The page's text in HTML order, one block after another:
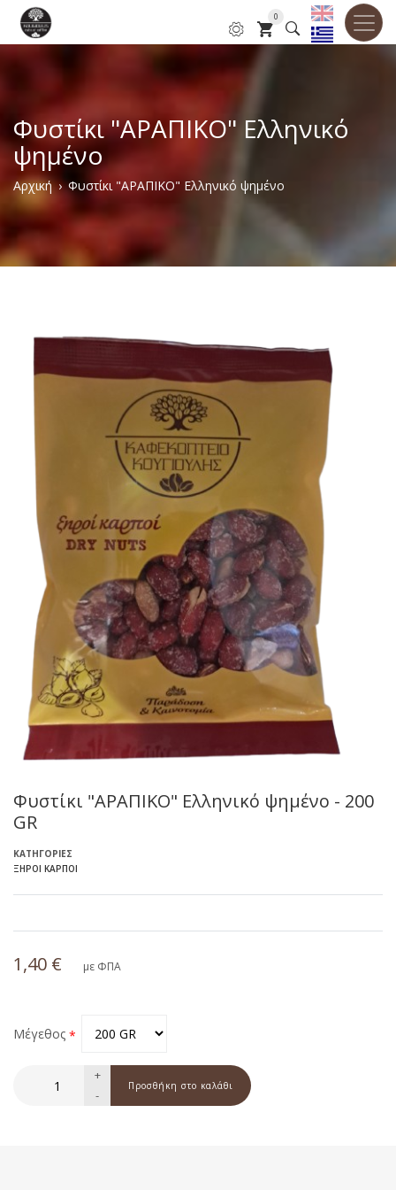
Παράκαμψη
προς
το
περιεχόμενο
0
Φυστίκι "ΑΡΑΠΙΚΟ" Ελληνικό
ψημένο
Breadcrumb
Αρχική Φυστίκι "ΑΡΑΠΙΚΟ" Ελληνικό ψημένο
Φυστίκι "ΑΡΑΠΙΚΟ" Ελληνικό ψημένο - 200
GR
ΚΑΤΗΓΟΡΊΕΣ
ΞΗΡΟΊ ΚΑΡΠΟΊ
1,40 € με ΦΠΑ
Μέγεθος
-
+